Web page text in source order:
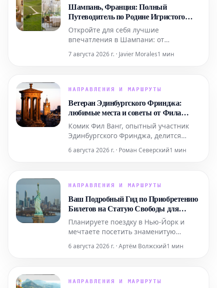
Шампань, Франция: Полный
Путеводитель по Родине Игристого
Вина
Откройте для себя лучшие
впечатления в Шампани: от
ярких выступлений живого хип-хопа
поесть и комфортно остановиться в
7 августа 2026 г. · Javier Morales1 мин
НАПРАВЛЕНИЯ И МАРШРУТЫ
Ветеран Эдинбургского Фринджа:
любимые места и советы от Фила
Ванга
Комик Фил Ванг, опытный участник
Эдинбургского Фринджа, делится
вкусно поесть и выпить во время
которые еще можно забронировать.
6 августа 2026 г. · Роман Северский1 мин
НАПРАВЛЕНИЯ И МАРШРУТЫ
Ваш Подробный Гид по Приобретению
Билетов на Статую Свободы для
Поездки в Нью-Йорк
Планируете поездку в Нью-Йорк и
мечтаете посетить знаменитую
содержит всю необходимую
максимально эффективно
6 августа 2026 г. · Артём Волжский1 мин
НАПРАВЛЕНИЯ И МАРШРУТЫ